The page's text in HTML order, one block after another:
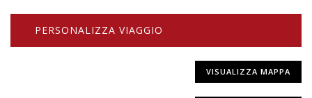
PERSONALIZZA VIAGGIO
VISUALIZZA MAPPA